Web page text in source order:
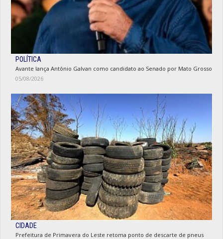
POLÍTICA
Avante lança Antônio Galvan como candidato ao Senado por Mato Grosso
05/08/2026
CIDADE
Prefeitura de Primavera do Leste retoma ponto de descarte de pneus